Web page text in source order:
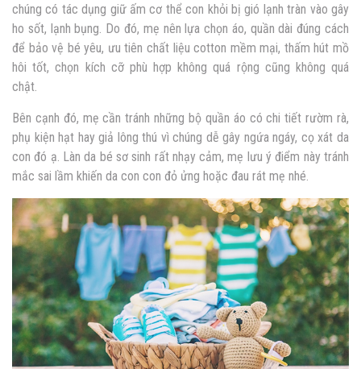
chúng có tác dụng giữ ấm cơ thể con khỏi bị gió lạnh tràn vào gây
ho sốt, lạnh bụng. Do đó, mẹ nên lựa chọn áo, quần dài đúng cách
để bảo vệ bé yêu, ưu tiên chất liệu cotton mềm mại, thấm hút mồ
hôi tốt, chọn kích cỡ phù hợp không quá rộng cũng không quá
chật.
Bên cạnh đó, mẹ cần tránh những bộ quần áo có chi tiết rườm rà,
phụ kiện hạt hay giả lông thú vì chúng dễ gây ngứa ngáy, cọ xát da
con đó ạ. Làn da bé sơ sinh rất nhạy cảm, mẹ lưu ý điểm này tránh
mắc sai lầm khiến da con con đỏ ửng hoặc đau rát mẹ nhé.